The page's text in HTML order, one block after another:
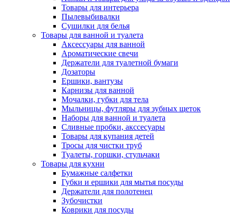
Товары для интерьера
Пылевыбивалки
Сушилки для белья
Товары для ванной и туалета
Аксессуары для ванной
Ароматические свечи
Держатели для туалетной бумаги
Дозаторы
Ершики, вантузы
Карнизы для ванной
Мочалки, губки для тела
Мыльницы, футляры для зубных щеток
Наборы для ванной и туалета
Сливные пробки, акссесуары
Товары для купания детей
Тросы для чистки труб
Туалеты, горшки, стульчаки
Товары для кухни
Бумажные салфетки
Губки и ершики для мытья посуды
Держатели для полотенец
Зубочистки
Коврики для посуды